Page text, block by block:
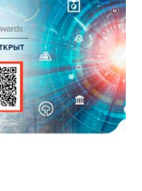
трансформации
компании,
и
сохраняется